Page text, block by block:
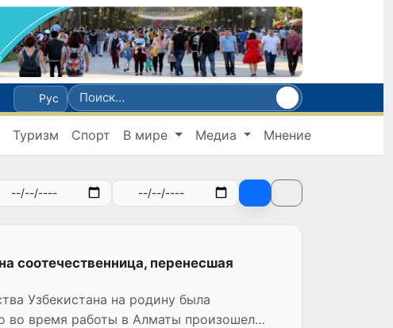
Рус
Туризм Спорт В мире Медиа Мнение
соотечественница, перенесшая
Узбекистана на родину была
во время работы в Алматы произошел